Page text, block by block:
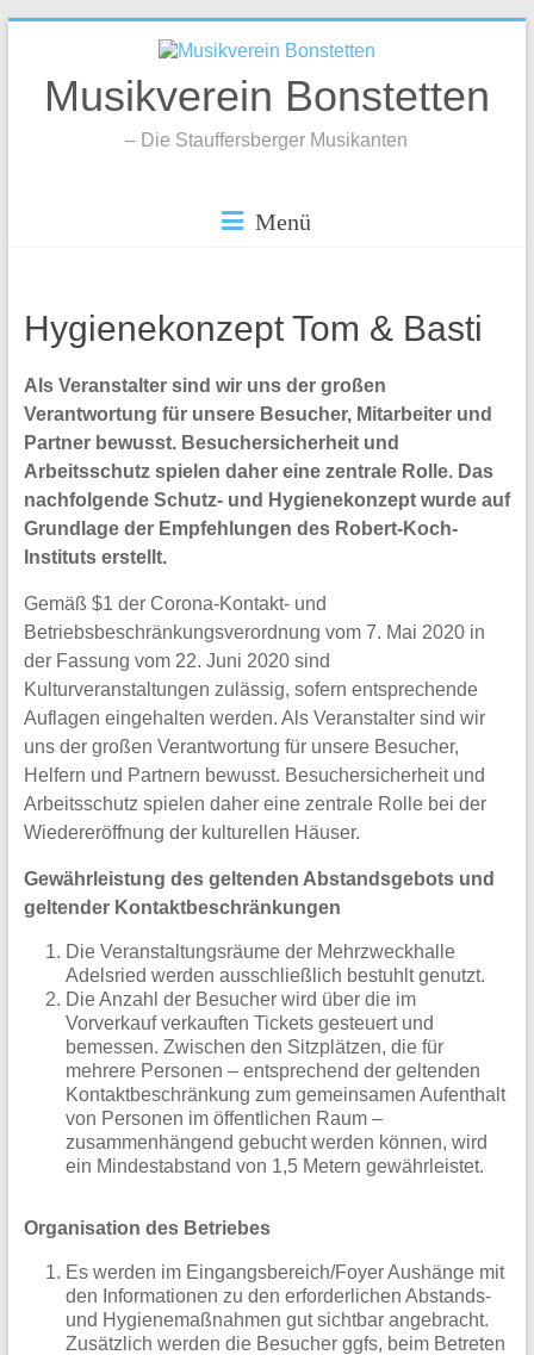
springenMusikverein Bonstetten
– Die Stauffersberger Musikanten
Menü
Hygienekonzept Tom & Basti
Als Veranstalter sind wir uns der großen
Verantwortung für unsere Besucher, Mitarbeiter und
Partner bewusst. Besuchersicherheit und
Arbeitsschutz spielen daher eine zentrale Rolle. Das
nachfolgende Schutz- und Hygienekonzept wurde auf
Grundlage der Empfehlungen des Robert-Koch-
Instituts erstellt.
Gemäß $1 der Corona-Kontakt- und
Betriebsbeschränkungsverordnung vom 7. Mai 2020 in
der Fassung vom 22. Juni 2020 sind
Kulturveranstaltungen zulässig, sofern entsprechende
Auflagen eingehalten werden. Als Veranstalter sind wir
uns der großen Verantwortung für unsere Besucher,
Helfern und Partnern bewusst. Besuchersicherheit und
Arbeitsschutz spielen daher eine zentrale Rolle bei der
Wiedereröffnung der kulturellen Häuser.
Gewährleistung des geltenden Abstandsgebots und
geltender Kontaktbeschränkungen
Die Veranstaltungsräume der Mehrzweckhalle
Adelsried werden ausschließlich bestuhlt genutzt.
Die Anzahl der Besucher wird über die im
Vorverkauf verkauften Tickets gesteuert und
bemessen. Zwischen den Sitzplätzen, die für
mehrere Personen – entsprechend der geltenden
Kontaktbeschränkung zum gemeinsamen Aufenthalt
von Personen im öffentlichen Raum –
zusammenhängend gebucht werden können, wird
ein Mindestabstand von 1,5 Metern gewährleistet.
Organisation des Betriebes
Es werden im Eingangsbereich/Foyer Aushänge mit
den Informationen zu den erforderlichen Abstands-
und Hygienemaßnahmen gut sichtbar angebracht.
Zusätzlich werden die Besucher ggfs, beim Betreten